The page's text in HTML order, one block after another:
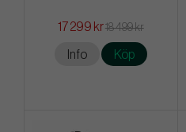
17 299 kr18 499 kr
Info Köp